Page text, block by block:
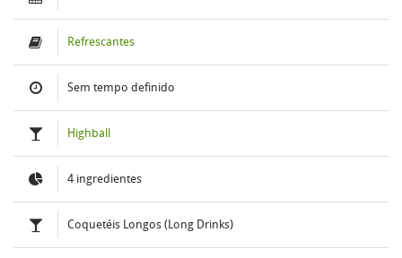
Refrescantes
Sem tempo definido
Highball
4 ingredientes
Coquetéis Longos (Long Drinks)